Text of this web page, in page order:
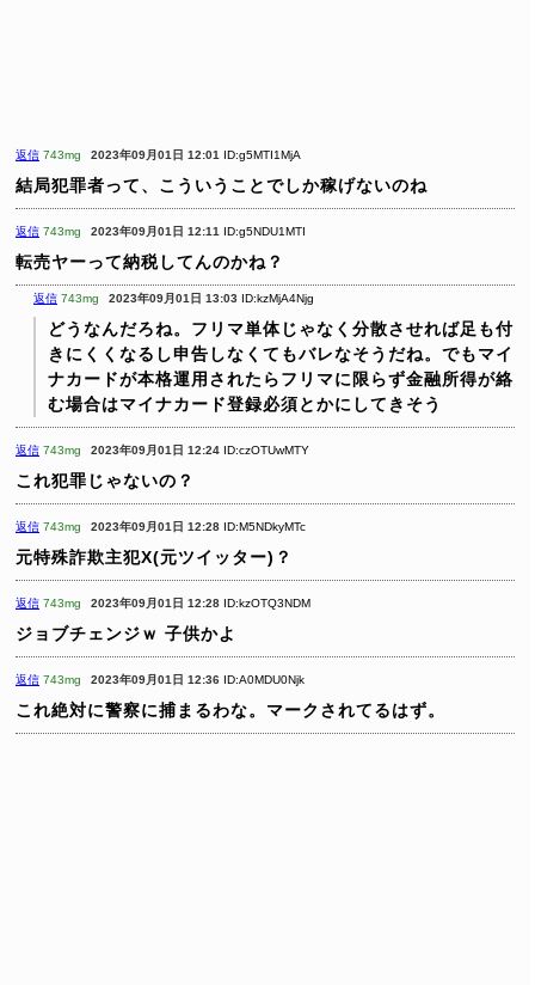
返信 743mg 2023年09月01日 12:01 ID:g5MTI1MjA
結局犯罪者って、こういうことでしか稼げないのね
返信 743mg 2023年09月01日 12:11 ID:g5NDU1MTI
転売ヤーって納税してんのかね？
返信 743mg 2023年09月01日 13:03 ID:kzMjA4Njg
どうなんだろね。フリマ単体じゃなく分散させれば足も付
きにくくなるし申告しなくてもバレなそうだね。でもマイ
ナカードが本格運用されたらフリマに限らず金融所得が絡
む場合はマイナカード登録必須とかにしてきそう
返信 743mg 2023年09月01日 12:24 ID:czOTUwMTY
これ犯罪じゃないの？
返信 743mg 2023年09月01日 12:28 ID:M5NDkyMTc
元特殊詐欺主犯X(元ツイッター)？
返信 743mg 2023年09月01日 12:28 ID:kzOTQ3NDM
ジョブチェンジｗ 子供かよ
返信 743mg 2023年09月01日 12:36 ID:A0MDU0Njk
これ絶対に警察に捕まるわな。マークされてるはず。